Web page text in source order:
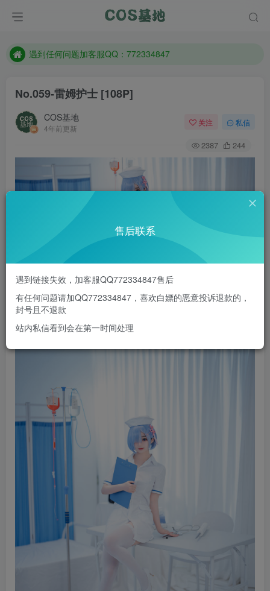
防失联：百度搜索《一七天佳》，实时查看最新站点。
遇到任何问题加客服QQ：772334847
No.059-雷姆护士 [108P]
COS基地
4年前更新
关注 私信
2387 244
售后联系
遇到链接失效，加客服QQ772334847售后
有任何问题请加QQ772334847，喜欢白嫖的恶意投诉退款的，
封号且不退款
站内私信看到会在第一时间处理